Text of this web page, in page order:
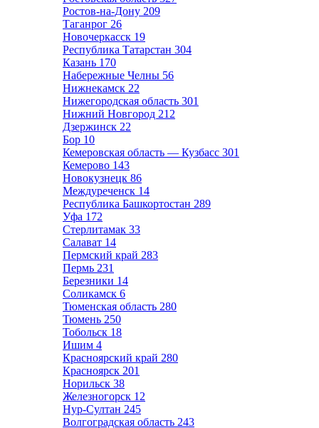
Ростов-на-Дону 209
Таганрог 26
Новочеркасск 19
Республика Татарстан 304
Казань 170
Набережные Челны 56
Нижнекамск 22
Нижегородская область 301
Нижний Новгород 212
Дзержинск 22
Бор 10
Кемеровская область — Кузбасс 301
Кемерово 143
Новокузнецк 86
Междуреченск 14
Республика Башкортостан 289
Уфа 172
Стерлитамак 33
Салават 14
Пермский край 283
Пермь 231
Березники 14
Соликамск 6
Тюменская область 280
Тюмень 250
Тобольск 18
Ишим 4
Красноярский край 280
Красноярск 201
Норильск 38
Железногорск 12
Нур-Султан 245
Волгоградская область 243